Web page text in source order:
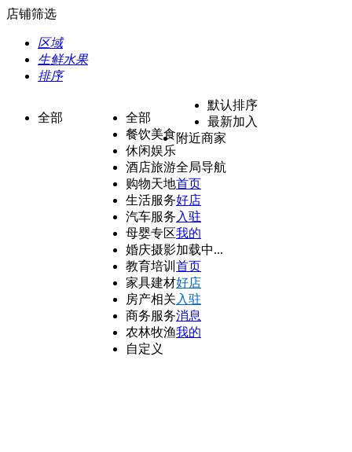
店铺筛选
区域
生鲜水果
排序
全部
全部
餐饮美食
休闲娱乐
酒店旅游
购物天地
生活服务
汽车服务
母婴专区
婚庆摄影
教育培训
家具建材
房产相关
商务服务
农林牧渔
自定义
默认排序
最新加入
附近商家
全局导航
首页
好店
入驻
我的
加载中...
首页
好店
入驻
消息
我的